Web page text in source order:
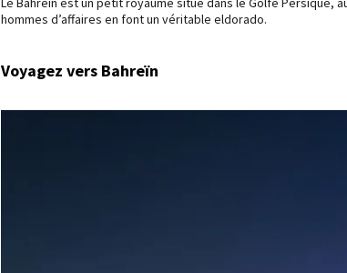
hommes d’affaires en font un véritable eldorado.
Voyagez vers Bahreïn